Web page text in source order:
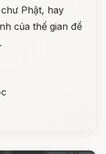
Phật, hay
của thế gian để